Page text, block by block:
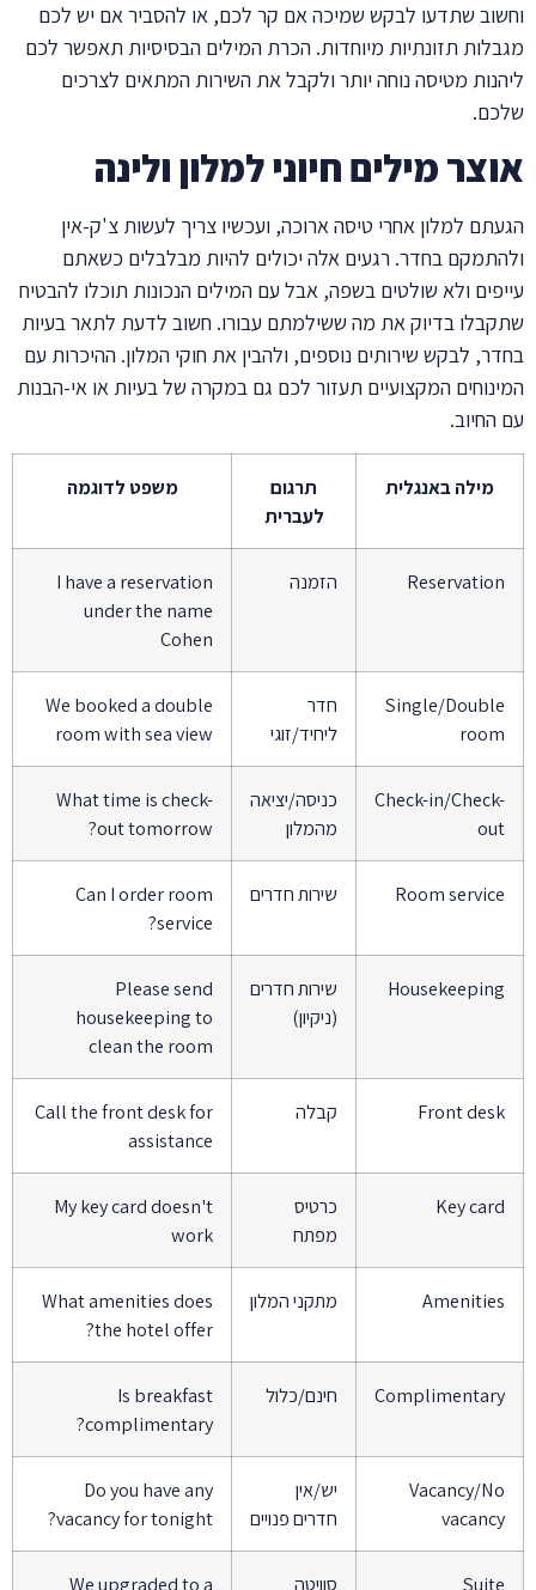
שתדעו לבקש שמיכה אם קר לכם, או להסביר אם יש לכם
תזונתיות מיוחדות. הכרת המילים הבסיסיות תאפשר לכם
מטיסה נוחה יותר ולקבל את השירות המתאים לצרכים
מילים חיוני למלון ולינה
למלון אחרי טיסה ארוכה, ועכשיו צריך לעשות צ'ק-אין
בחדר. רגעים אלה יכולים להיות מבלבלים כשאתם
ולא שולטים בשפה, אבל עם המילים הנכונות תוכלו להבטיח
בדיוק את מה ששילמתם עבורו. חשוב לדעת לתאר בעיות
לבקש שירותים נוספים, ולהבין את חוקי המלון. ההיכרות עם
המקצועיים תעזור לכם גם במקרה של בעיות או אי-הבנות
מילה באנגלית
תרגום
לעברית
משפט לדוגמה
הזמנה
I have a reservation
under the name
Cohen
Single/
ליחיד/זוגי
We booked a double
room with sea view
Check-in/
כניסה/יציאה
מהמלון
What time is check-
out tomorrow?
Room שירות חדרים
Can I order room
service?
שירות חדרים
(ניקיון)
Please send
housekeeping to
clean the room
Front קבלה
Call the front desk for
assistance
Key
כרטיס
מפתח
My key card doesn't
work
מתקני המלון
What amenities does
the hotel offer?
חינם/כלול
Is breakfast
complimentary?
Vacancy/
יש/אין
חדרים פנויים
Do you have any
vacancy for tonight?
סוויטה We upgraded to a